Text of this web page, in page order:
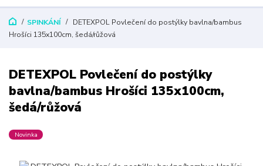
SPINKÁNÍ
DETEXPOL Povlečení do postýlky bavlna/bambus
Hrošíci 135x100cm, šedá/růžová
DETEXPOL Povlečení do postýlky
bavlna/bambus Hrošíci 135x100cm,
šedá/růžová
Novinka